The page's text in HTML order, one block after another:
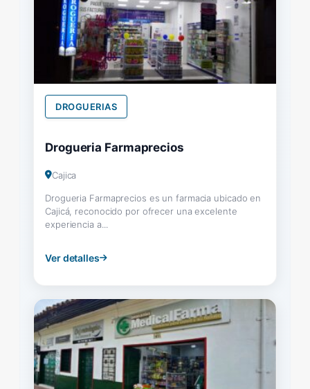
DROGUERIAS
Drogueria Farmaprecios
Cajica
Drogueria Farmaprecios es un farmacia ubicado en
Cajicá, reconocido por ofrecer una excelente
experiencia a...
Ver detalles